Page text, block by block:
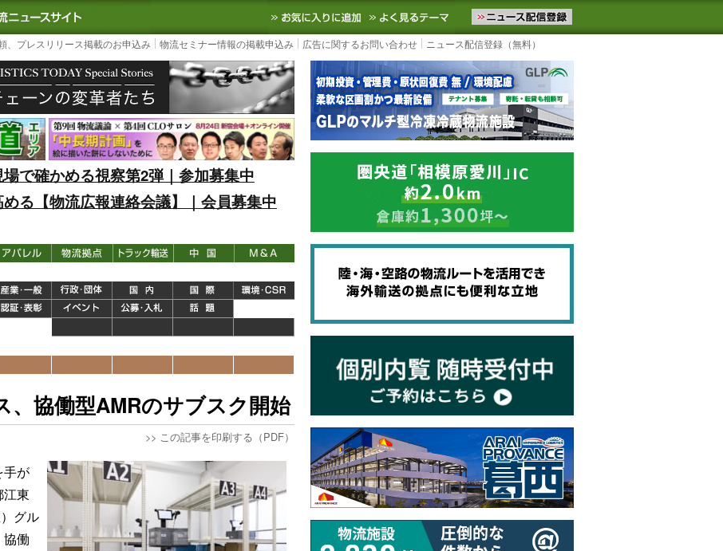
｜国内最大の物流ニュースサイト3PL, SCMなど国内外の最新の物流ニュースをお届けします。物流ニュースメール配信を登録す
お気に入りに追加 よく見るテーマ
、プレスリリース掲載のお申込み 物流セミナー情報の掲載申込み 広告に関するお問い合わせ ニュース配信登録（無料）
で確かめる視察第2弾｜参加募集中
る【物流広報連絡会議】｜会員募集中
、協働型AMRのサブスク開始
>> この記事を印刷する（PDF）
手が
東
グル
働